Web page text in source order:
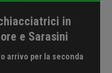
in
e Sarasini
arrivo per la seconda